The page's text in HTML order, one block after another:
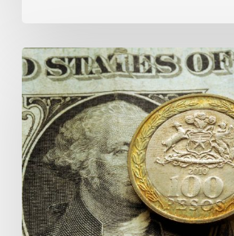
Lo
que
el
Senado
puede
hacer
para
que
el
peso
deje
de
desplomarse